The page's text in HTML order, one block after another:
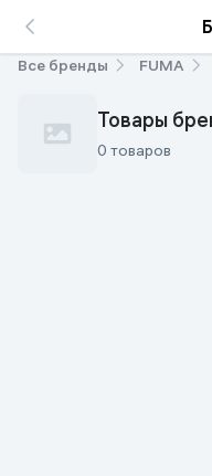
Все бренды FUMA
Товары
0 товаров